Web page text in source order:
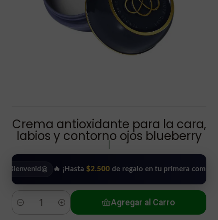
Crema antioxidante para la cara,
labios y contorno ojos blueberry
🔥 ¡Hasta $2.500 de regalo en tu primera compra! •
Cantidad
Agregar al Carro